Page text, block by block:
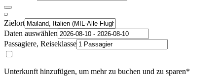
Zielort
Daten auswählen
Passagiere, Reiseklasse
Unterkunft hinzufügen, um mehr zu buchen und zu sparen*